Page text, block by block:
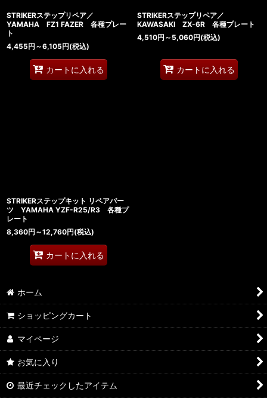
STRIKERステップリペア／
YAMAHA FZ1 FAZER 各種プレー
ト
4,455円 ～6,105円(税込)
カートに入れる
STRIKERステップリペア／
KAWASAKI ZX-6R 各種プレート
4,510円 ～5,060円(税込)
カートに入れる
STRIKERステップキット リペアパー
ツ YAMAHA YZF-R25/R3 各種プ
レート
8,360円 ～12,760円(税込)
カートに入れる
ホーム
ショッピングカート
マイページ
お気に入り
最近チェックしたアイテム